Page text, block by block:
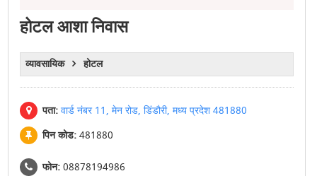
होटल आशा निवास
व्यावसायिक होटल
पता: वार्ड नंबर 11, मेन रोड, डिंडौरी, मध्य प्रदेश 481880
पिन कोड:481880
फोन:08878194986